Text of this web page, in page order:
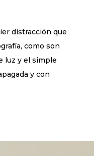
distracción que
como son
luz y el simple
y con